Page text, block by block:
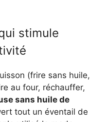
stimule
(frire sans huile,
au four, réchauffer,
sans huile de
tout un éventail de